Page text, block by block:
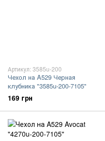
Артикул: 3585u-200
Чехол на A529 Черная
клубника "3585u-200-7105"
169 грн